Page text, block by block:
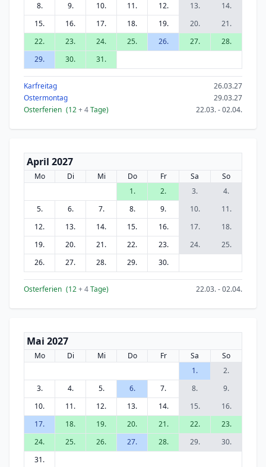
8.
9. 10. 11. 12. 13.
14.
15.
16. 17. 18. 19. 20.
21.
22.
23. 24. 25. 26. 27.
28.
29.
30. 31.
Karfreitag
26.03.27
Ostermontag
29.03.27
Osterferien (12+ 4Tage) 22.03. - 02.04.
April 2027
Mo Di Mi Do Fr Sa
So
1.
2. 3.
4.
5.
6. 7. 8. 9. 10.
11.
12.
13. 14. 15. 16. 17.
18.
19.
20. 21. 22. 23. 24.
25.
26.
27. 28. 29. 30.
Osterferien (12+ 4Tage) 22.03. - 02.04.
Mai 2027
Mo Di Mi Do Fr Sa
So
1.
2.
3.
4. 5. 6. 7. 8.
9.
10.
11. 12. 13. 14. 15.
16.
17.
18. 19. 20. 21. 22.
23.
24.
25. 26. 27. 28. 29.
30.
31.